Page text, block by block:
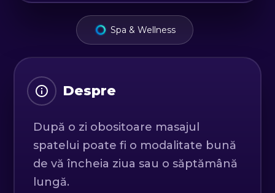
Spa & Wellness
Despre
După o zi obositoare masajul
spatelui poate fi o modalitate bună
de vă încheia ziua sau o săptămână
lungă.